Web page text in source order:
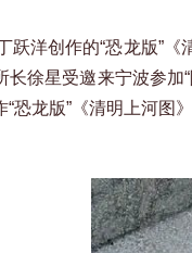
跃洋创作的“恐龙版”
徐星受邀来宁波参
恐龙版”《清明上河图